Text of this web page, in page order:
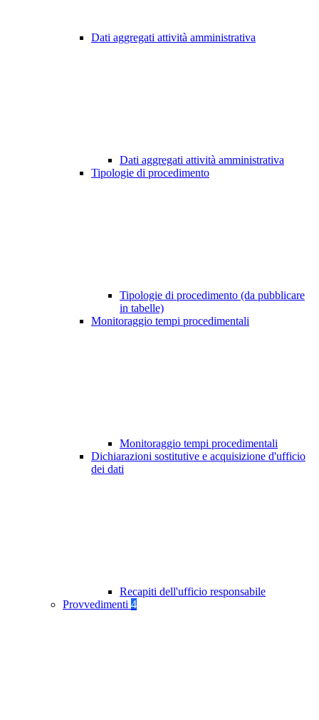
Dati aggregati attività amministrativa
Dati aggregati attività amministrativa
Tipologie di procedimento
Tipologie di procedimento (da pubblicare
in tabelle)
Monitoraggio tempi procedimentali
Monitoraggio tempi procedimentali
Dichiarazioni sostitutive e acquisizione d'ufficio
dei dati
Recapiti dell'ufficio responsabile
Provvedimenti 4